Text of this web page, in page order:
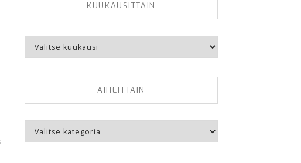
KUUKAUSITTAIN
Kuukausittain
AIHEITTAIN
Aiheittain